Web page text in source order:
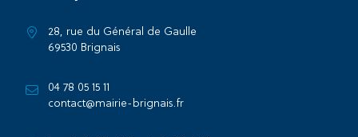
28, rue du Général de Gaulle
69530 Brignais
04 78 05 15 11
contact@mairie-brignais.fr